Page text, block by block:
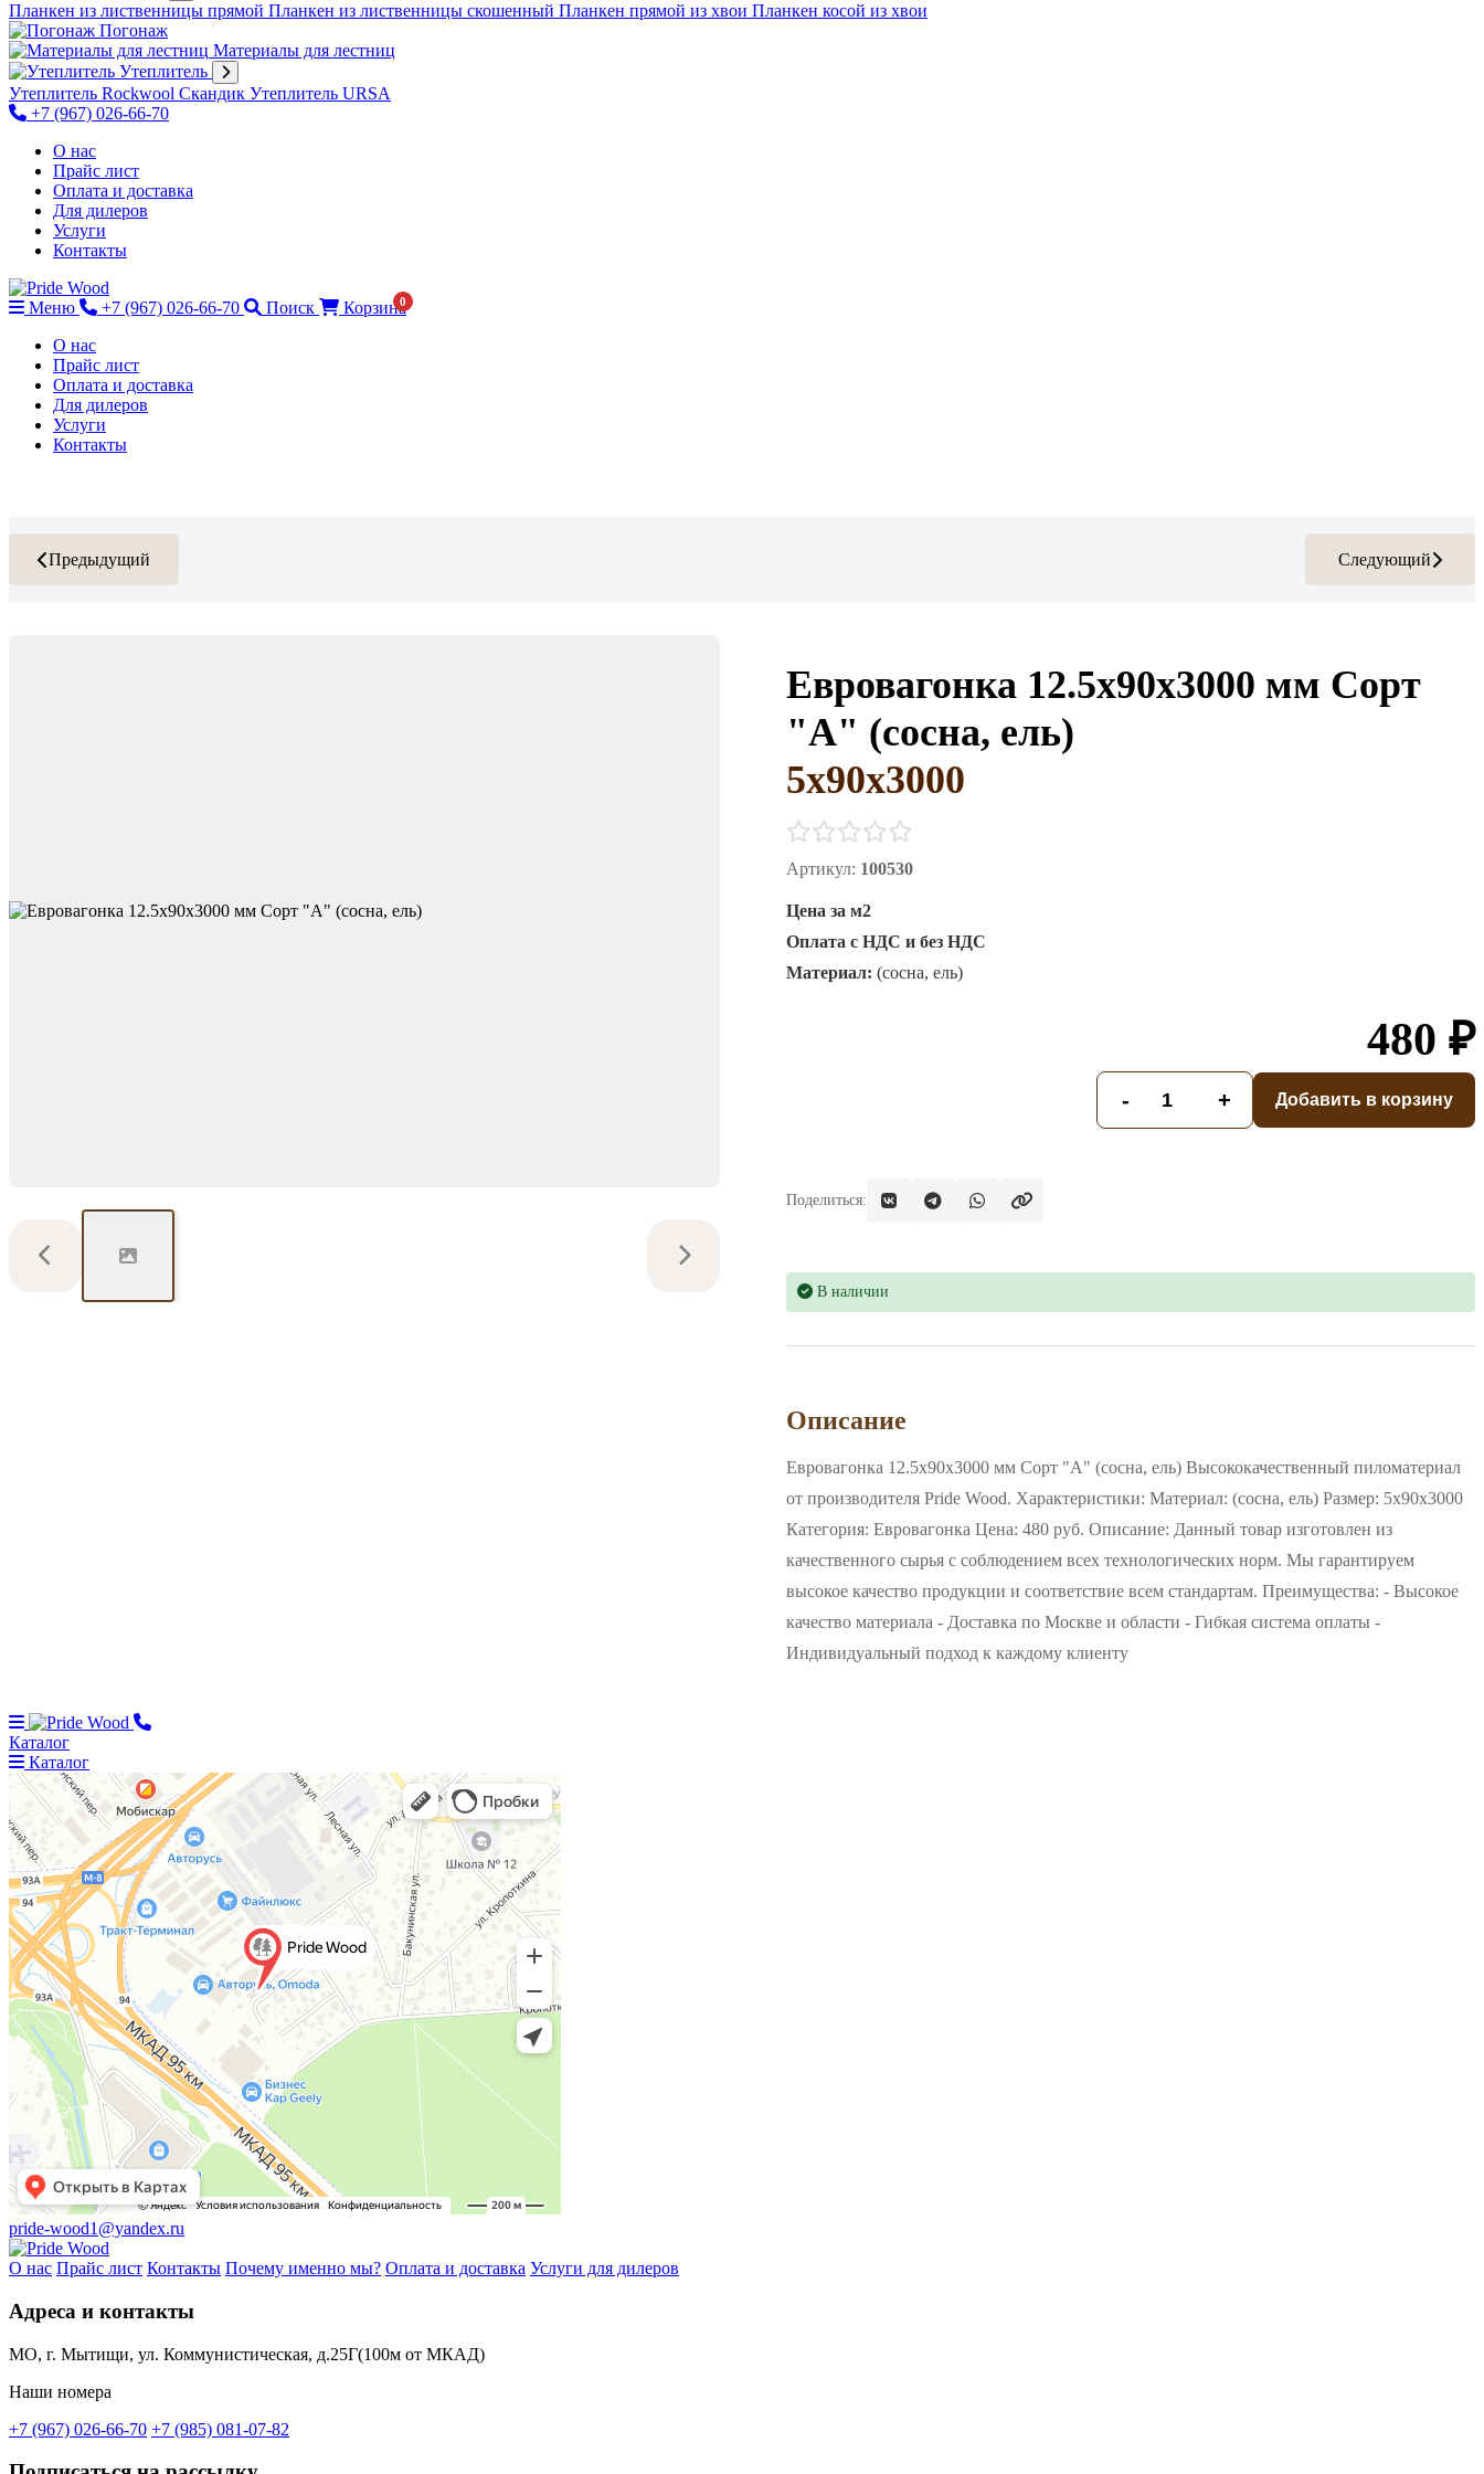
Планкен из лиственницы прямой Планкен из лиственницы скошенный Планкен прямой из хвои Планкен косой из хвои
Погонаж
Материалы для лестниц
Утеплитель
Утеплитель Rockwool Скандик Утеплитель URSA
+7 (967) 026-66-70
О нас
Прайс лист
Оплата и доставка
Для дилеров
Услуги
Контакты
Меню +7 (967) 026-66-70 Поиск Корзина
0
О нас
Прайс лист
Оплата и доставка
Для дилеров
Услуги
Контакты
Предыдущий Следующий
Евровагонка 12.5х90х3000 мм Сорт
"А" (сосна, ель)
5х90х3000
Артикул: 100530
Цена за м2
Оплата с НДС и без НДС
Материал: (сосна, ель)
480 ₽
- + Добавить в корзину
Поделиться:
В наличии
Описание
Евровагонка 12.5х90х3000 мм Сорт "А" (сосна, ель) Высококачественный пиломатериал
от производителя Pride Wood. Характеристики: Материал: (сосна, ель) Размер: 5х90х3000
Категория: Евровагонка Цена: 480 руб. Описание: Данный товар изготовлен из
качественного сырья с соблюдением всех технологических норм. Мы гарантируем
высокое качество продукции и соответствие всем стандартам. Преимущества: - Высокое
качество материала - Доставка по Москве и области - Гибкая система оплаты -
Индивидуальный подход к каждому клиенту
Каталог
Каталог
pride-wood1@yandex.ru
О нас Прайс лист Контакты Почему именно мы? Оплата и доставка Услуги для дилеров
Адреса и контакты
МО, г. Мытищи, ул. Коммунистическая, д.25Г(100м от МКАД)
Наши номера
+7 (967) 026-66-70 +7 (985) 081-07-82